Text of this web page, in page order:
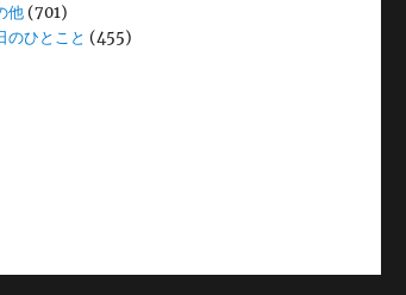
他 (701)
のひとこと (455)